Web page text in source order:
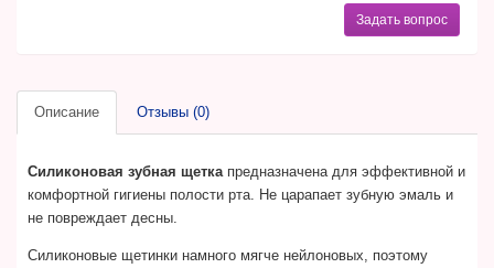
Задать вопрос
Описание Отзывы (0)
Силиконовая зубная щетка предназначена для эффективной и
комфортной гигиены полости рта. Не царапает зубную эмаль и
не повреждает десны.
Силиконовые щетинки намного мягче нейлоновых, поэтому